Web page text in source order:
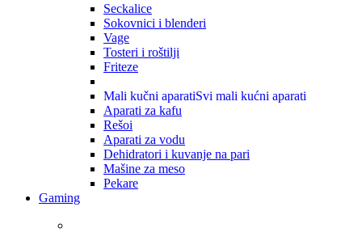
Seckalice
Sokovnici i blenderi
Vage
Tosteri i roštilji
Friteze
Mali kučni aparatiSvi mali kućni aparati
Aparati za kafu
Rešoi
Aparati za vodu
Dehidratori i kuvanje na pari
Mašine za meso
Pekare
Gaming